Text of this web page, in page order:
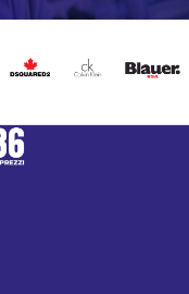
DSQUARED2
CALVIN BLAUER